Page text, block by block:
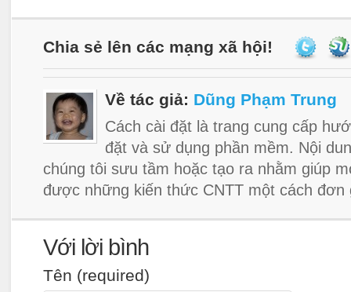
Chia sẻ lên các mạng xã hội!
Về tác giả: Dũng Phạm Trung
Cách cài đặt là trang cung cấp
đặt và sử dụng phần mềm. Nội
chúng tôi sưu tầm hoặc tạo ra nhằm giúp
được những kiến thức CNTT một cách đơn
Với lời bình
Tên (required)